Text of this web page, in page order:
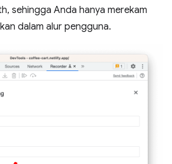
sehingga Anda hanya merekam
dalam alur pengguna.